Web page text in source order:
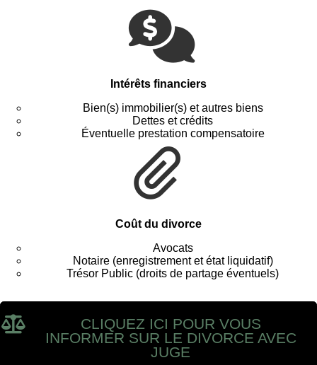
Intérêts financiers
Bien(s) immobilier(s) et autres biens
Dettes et crédits
Éventuelle prestation compensatoire
Coût du divorce
Avocats
Notaire (enregistrement et état liquidatif)
Trésor Public (droits de partage éventuels)
CLIQUEZ ICI POUR VOUS
INFORMER SUR LE DIVORCE AVEC
JUGE